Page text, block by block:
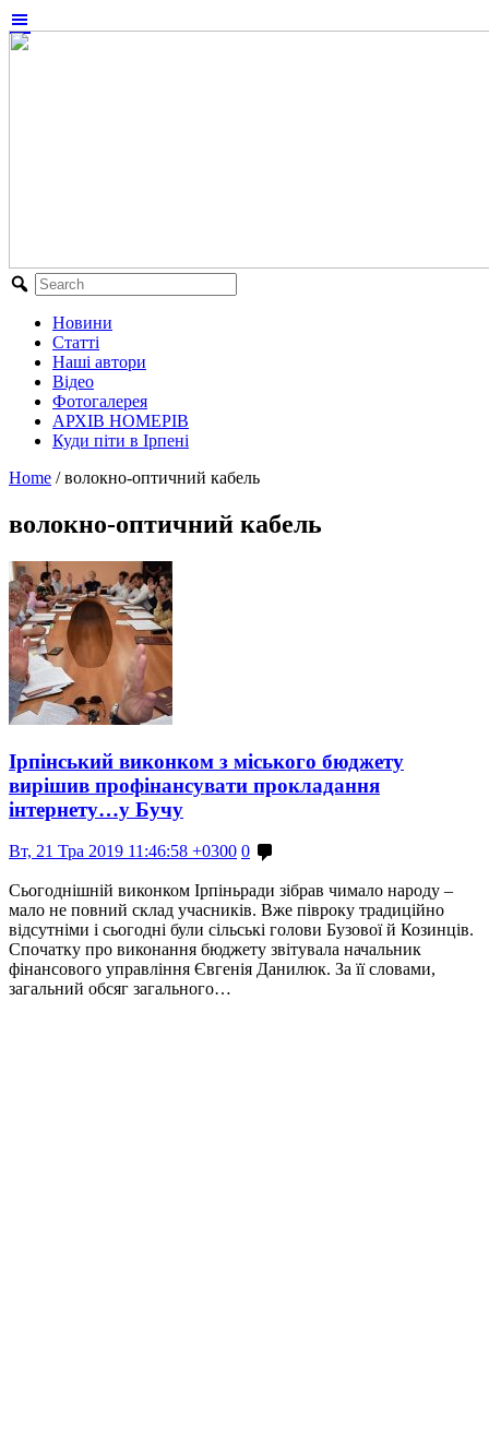
Новини
Статті
Наші автори
Відео
Фотогалерея
АРХІВ НОМЕРІВ
Куди піти в Ірпені
Home / волокно-оптичний кабель
волокно-оптичний кабель
Ірпінський виконком з міського бюджету
вирішив профінансувати прокладання
інтернету…у Бучу
Вт, 21 Тра 2019 11:46:58 +0300 0
Сьогоднішній виконком Ірпіньради зібрав чимало народу –
мало не повний склад учасників. Вже півроку традиційно
відсутніми і сьогодні були сільські голови Бузової й Козинців.
Спочатку про виконання бюджету звітувала начальник
фінансового управління Євгенія Данилюк. За її словами,
загальний обсяг загального…